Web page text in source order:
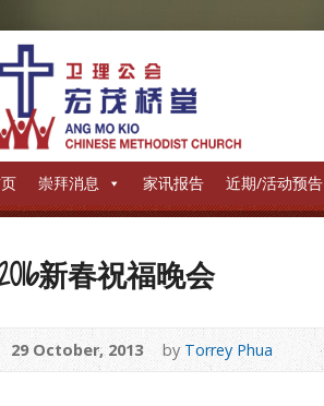
崇拜消息 家讯报告 近期/活动预告
新春祝福晚会
29 October, 2013 byTorrey Phua